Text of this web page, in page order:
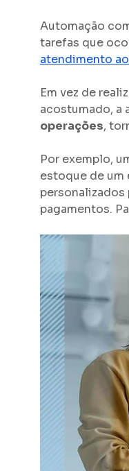
Automação
tarefas que
atendimento
Em vez de
acostumado, a
operações,
Por exemplo,
estoque de um
personalizados
pagamentos.